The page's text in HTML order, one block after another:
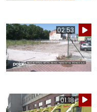
02:53
01:18